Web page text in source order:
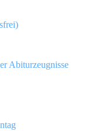
Abiturzeugnisse